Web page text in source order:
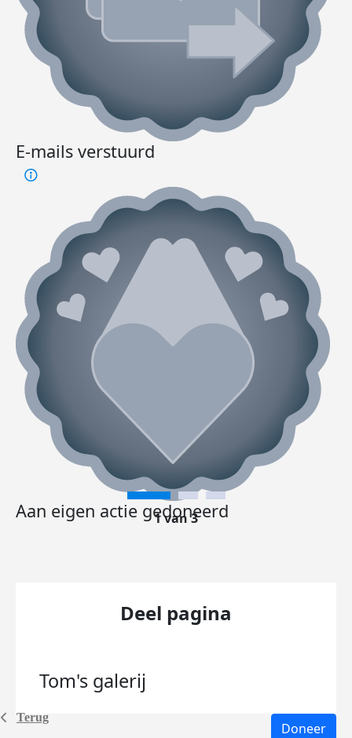
Terug
E-mails verstuurd
Aan eigen actie gedoneerd
1 van 3
Deel pagina
Tom's galerij
Doneer